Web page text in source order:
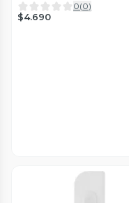
0(0)
$4.690